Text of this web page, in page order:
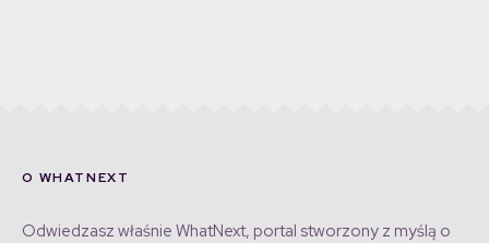
O WHATNEXT
Odwiedzasz właśnie WhatNext, portal stworzony z myślą o